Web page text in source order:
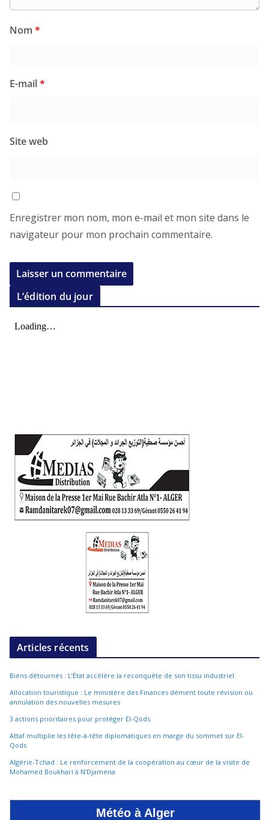
Nom *
E-mail*
Site web
Enregistrer mon nom, mon e-mail et mon site dans le
navigateur pour mon prochain commentaire.
L’édition du jour
Articles récents
Biens détournés : L’État accélère la reconquête de son tissu industriel
Allocation touristique : Le ministère des Finances dément toute révision ou
annulation des nouvelles mesures
3 actions prioritaires pour protéger El-Qods
Attaf multiplie les tête-à-tête diplomatiques en marge du sommet sur El-
Qods
Algérie-Tchad : Le renforcement de la coopération au cœur de la visite de
Mohamed Boukhari à N’Djamena
Météo à Alger